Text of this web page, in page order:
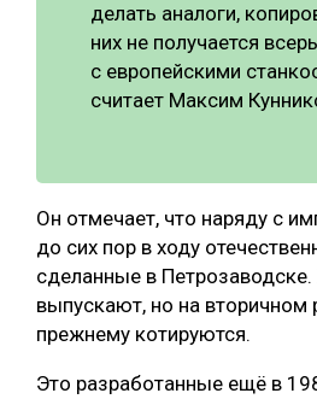
делать аналоги,
них не получается
с европейскими
считает Максим
Он отмечает, что наряду с
до сих пор в ходу
сделанные в
выпускают, но на вторичном
прежнему котируются.
Это разработанные ещё в